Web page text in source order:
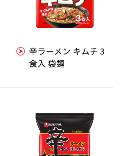
辛ラーメン キムチ 3
食入 袋麺